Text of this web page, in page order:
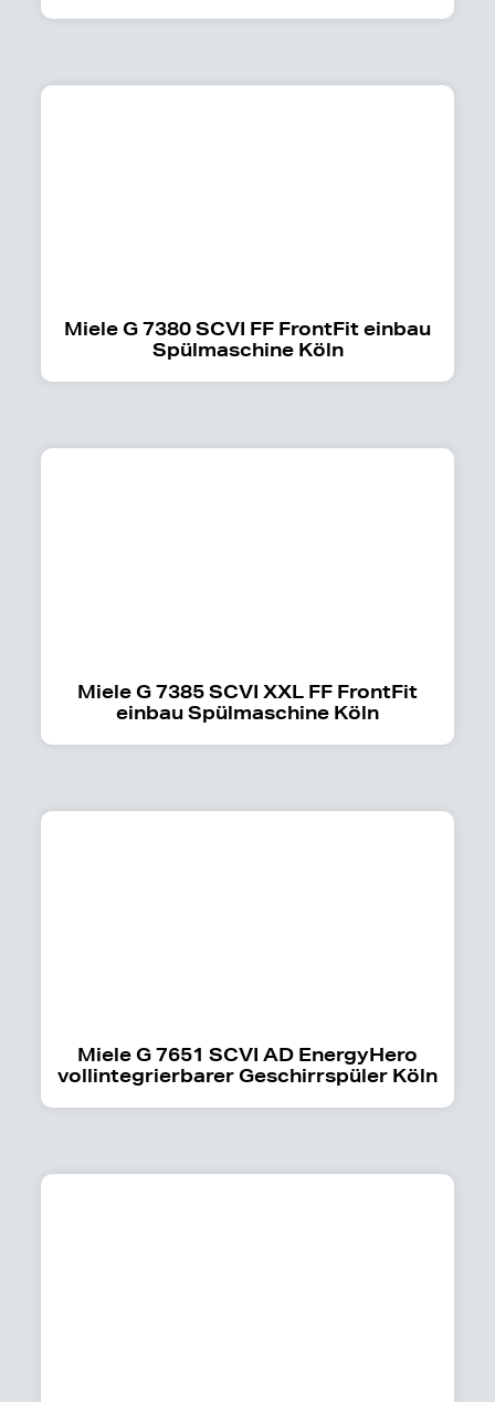
Miele G 7380 SCVI FF FrontFit einbau
Spülmaschine Köln
Miele G 7385 SCVI XXL FF FrontFit
einbau Spülmaschine Köln
Miele G 7651 SCVI AD EnergyHero
vollintegrierbarer Geschirrspüler Köln